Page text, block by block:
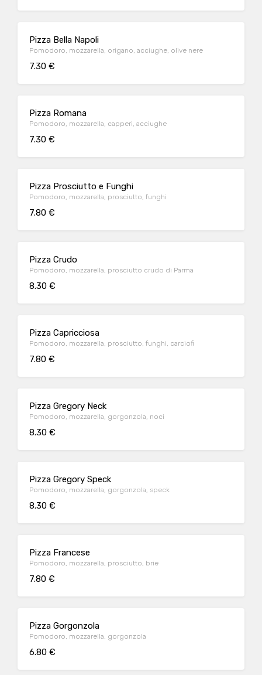
Pizza Bella Napoli
Pomodoro, mozzarella, origano, acciughe, olive nere
7.30 €
Pizza Romana
Pomodoro, mozzarella, capperi, acciughe
7.30 €
Pizza Prosciutto e Funghi
Pomodoro, mozzarella, prosciutto, funghi
7.80 €
Pizza Crudo
Pomodoro, mozzarella, prosciutto crudo di Parma
8.30 €
Pizza Capricciosa
Pomodoro, mozzarella, prosciutto, funghi, carciofi
7.80 €
Pizza Gregory Neck
Pomodoro, mozzarella, gorgonzola, noci
8.30 €
Pizza Gregory Speck
Pomodoro, mozzarella, gorgonzola, speck
8.30 €
Pizza Francese
Pomodoro, mozzarella, prosciutto, brie
7.80 €
Pizza Gorgonzola
Pomodoro, mozzarella, gorgonzola
6.80 €